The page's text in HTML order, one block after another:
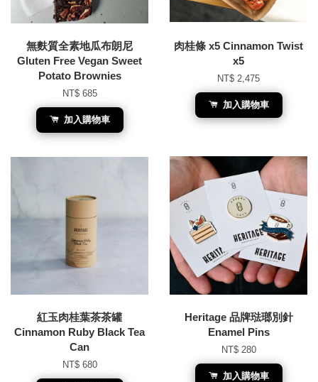
無麩質全素地瓜布朗尼
Gluten Free Vegan Sweet
Potato Brownies
NT$ 685
加入購物車
肉桂條 x5 Cinnamon Twist
x5
NT$ 2,475
加入購物車
紅玉肉桂葉茶茶罐
Cinnamon Ruby Black Tea
Can
NT$ 680
Heritage 品牌琺瑯別針
Enamel Pins
NT$ 280
加入購物車